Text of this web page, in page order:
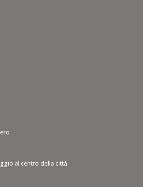
al centro della città